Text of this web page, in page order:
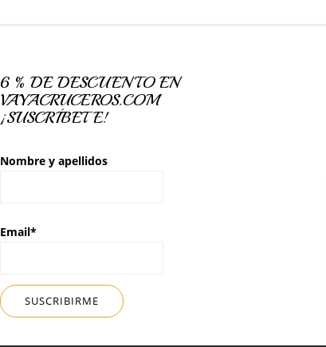
6 % DE DESCUENTO EN
VAYACRUCEROS.COM
¡SUSCRÍBETE!
Nombre y apellidos
Email*